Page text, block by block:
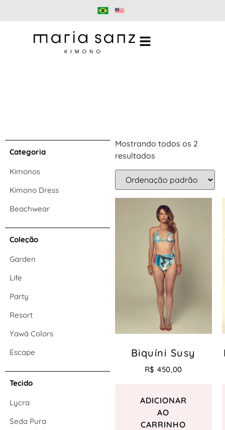
Categoria
Kimonos
Kimono Dress
Beachwear
Coleção
Garden
Life
Party
Resort
Yawá Colors
Escape
Tecido
Lycra
Seda Pura
Mostrando todos os 2
resultados
Biquíni Susy
R$ 450,00
ADICIONAR
AO
CARRINHO